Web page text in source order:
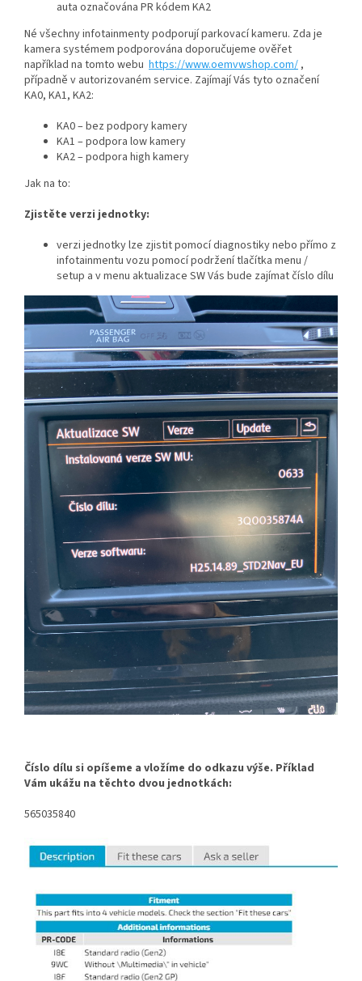
auta označována PR kódem KA2
Né všechny infotainmenty podporují parkovací kameru. Zda je
kamera systémem podporována doporučujeme ověřet
například na tomto webu https://www.oemvwshop.com/,
případně v autorizovaném service. Zajímají Vás tyto označení
KA0, KA1, KA2:
KA0 – bez podpory kamery
KA1 – podpora low kamery
KA2 – podpora high kamery
Jak na to:
Zjistěte verzi jednotky:
verzi jednotky lze zjistit pomocí diagnostiky nebo přímo z
infotainmentu vozu pomocí podržení tlačítka menu /
setup a v menu aktualizace SW Vás bude zajímat číslo dílu
Číslo dílu si opíšeme a vložíme do odkazu výše. Příklad
Vám ukážu na těchto dvou jednotkách:
565035840